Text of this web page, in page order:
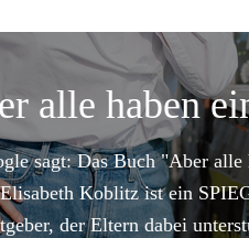
alle haben
sagt: Das Buch "Aber alle
Koblitz ist ein
der Eltern dabei